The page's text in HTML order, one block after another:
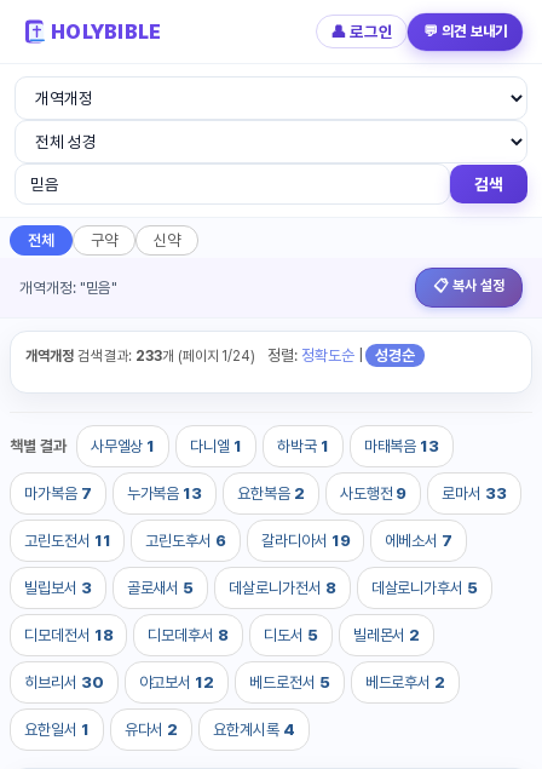
HOLYBIBLE 👤 로그인 💬 의견 보내기
성경검색 통합검색 - 성경구절 성경사전 찬
검색
전체 구약 신약
개역개정: "믿음" 📋 복사 설정
개역개정검색 결과: 233개 (페이지 1/24) 정렬: 정확도순| 성경순
책별 결과 사무엘상 1 다니엘 1 하박국 1 마태복음 13
마가복음 7 누가복음 13 요한복음 2 사도행전 9 로마서 33
고린도전서 11 고린도후서 6 갈라디아서 19 에베소서 7
빌립보서 3 골로새서 5 데살로니가전서 8 데살로니가후서 5
디모데전서 18 디모데후서 8 디도서 5 빌레몬서 2
히브리서 30 야고보서 12 베드로전서 5 베드로후서 2
요한일서 1 유다서 2 요한계시록 4